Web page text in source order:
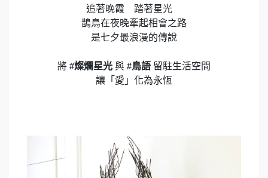
追著晚霞 踏著星光
鵲鳥在夜晚牽起相會之路
是七夕最浪漫的傳說
將 #燦爛星光 與 #鳥語 留駐生活空間
讓「愛」化為永恆